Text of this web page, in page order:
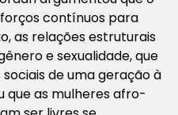
contínuos para
as relações estruturais
e sexualidade, que
de uma geração à
que as mulheres afro-